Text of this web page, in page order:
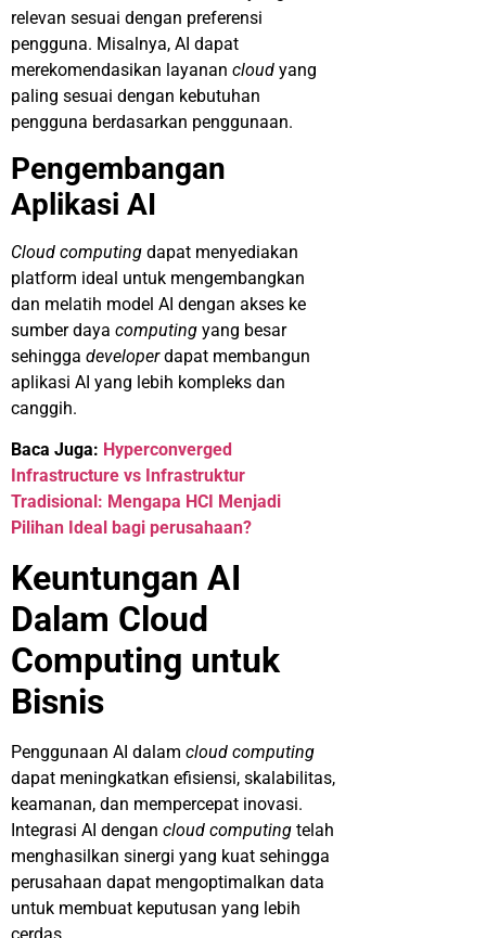
relevan sesuai dengan preferensi
pengguna. Misalnya, AI dapat
merekomendasikan layanan cloud yang
paling sesuai dengan kebutuhan
pengguna berdasarkan penggunaan.
Pengembangan
Aplikasi AI
Cloud computing dapat menyediakan
platform ideal untuk mengembangkan
dan melatih model AI dengan akses ke
sumber daya computing yang besar
sehingga developerdapat membangun
aplikasi AI yang lebih kompleks dan
canggih.
Baca Juga: Hyperconverged
Infrastructure vs Infrastruktur
Tradisional: Mengapa HCI Menjadi
Pilihan Ideal bagi perusahaan?
Keuntungan AI
Dalam Cloud
Computing untuk
Bisnis
Penggunaan AI dalam cloud computing
dapat meningkatkan efisiensi, skalabilitas,
keamanan, dan mempercepat inovasi.
Integrasi AI dengan cloud computing telah
menghasilkan sinergi yang kuat sehingga
perusahaan dapat mengoptimalkan data
untuk membuat keputusan yang lebih